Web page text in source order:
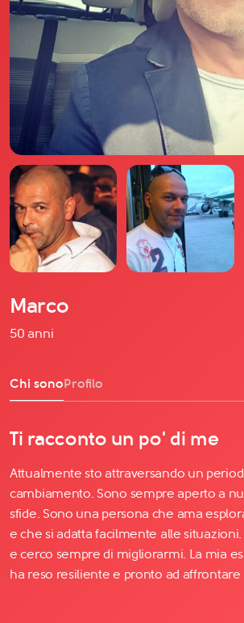
Love Academy
Domande Frequenti
Impegno Sociale
Le nostre sedi
Facebook
YouTube
Instagram
TikTok
Marco
50 anni
Chi sonoProfilo
Ti racconto un po' di me
Attualmente sto attraversando un
cambiamento. Sono sempre aperto a
sfide. Sono una persona che ama
e che si adatta facilmente alle
e cerco sempre di migliorarmi. La mia
ha reso resiliente e pronto ad